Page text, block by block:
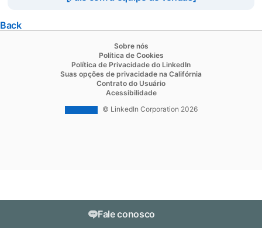
Back
Fale conosco
Sobre nós
Política de Cookies
Política de Privacidade do LinkedIn
Suas opções de privacidade na Califórnia
Contrato do Usuário
Acessibilidadeopens in a new tab
© LinkedIn Corporation 2026